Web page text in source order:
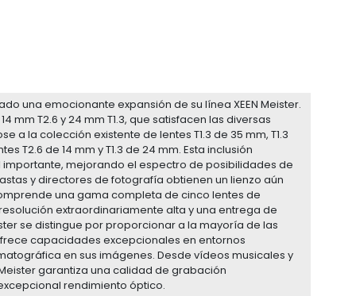
una emocionante expansión de su línea XEEN Meister.
mm T2.6 y 24 mm T1.3, que satisfacen las diversas
la colección existente de lentes T1.3 de 35 mm, T1.3
T2.6 de 14 mm y T1.3 de 24 mm. Esta inclusión
mejorando el espectro de posibilidades de
y directores de fotografía obtienen un lienzo aún
una gama completa de cinco lentes de
extraordinariamente alta y una entrega de
se distingue por proporcionar a la mayoría de las
capacidades excepcionales en entornos
en sus imágenes. Desde vídeos musicales y
garantiza una calidad de grabación
rendimiento óptico.